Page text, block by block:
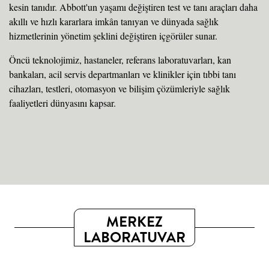
kesin tanıdır. Abbott'un yaşamı değiştiren test ve tanı araçları daha
akıllı ve hızlı kararlara imkân tanıyan ve dünyada sağlık
hizmetlerinin yönetim şeklini değiştiren içgörüler sunar.
Öncü teknolojimiz, hastaneler, referans laboratuvarları, kan
bankaları, acil servis departmanları ve klinikler için tıbbi tanı
cihazları, testleri, otomasyon ve bilişim çözümleriyle sağlık
faaliyetleri dünyasını kapsar.
MERKEZ
LABORATUVAR